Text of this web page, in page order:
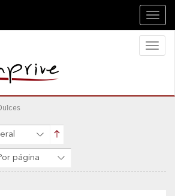
página